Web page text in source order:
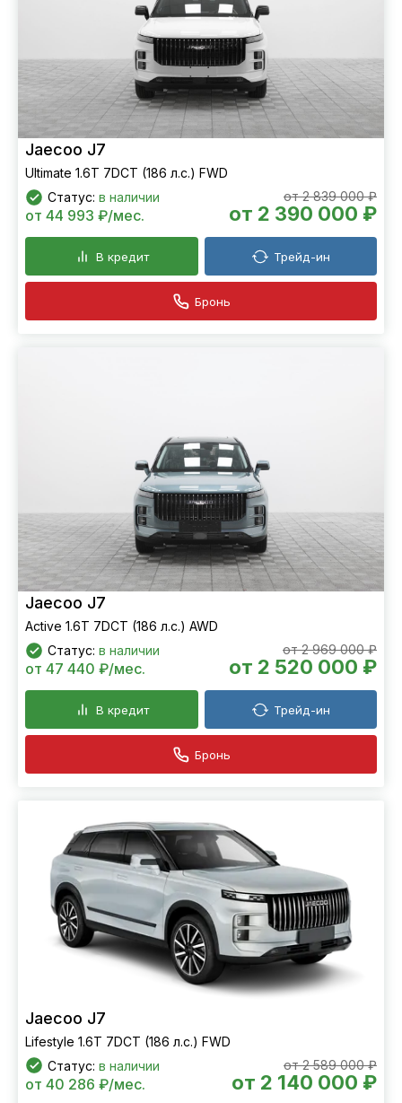
Jaecoo J7
Ultimate 1.6T 7DCT (186 л.с.) FWD
Статус: в наличии от 2 839 000 ₽
от 2 390 000 ₽
от 44 993 ₽/мес.
В кредит Трейд-ин
Бронь
Jaecoo J7
Active 1.6T 7DCT (186 л.с.) AWD
Статус: в наличии от 2 969 000 ₽
от 2 520 000 ₽
от 47 440 ₽/мес.
В кредит Трейд-ин
Бронь
Jaecoo J7
Lifestyle 1.6T 7DCT (186 л.с.) FWD
Статус: в наличии от 2 589 000 ₽
от 2 140 000 ₽
от 40 286 ₽/мес.